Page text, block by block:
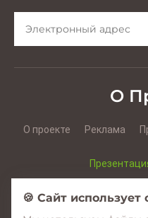
О
О проекте Реклама
🍪 Сайт использует